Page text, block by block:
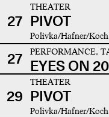
27
THEATER
PIVOT
Polivka/Hafner/Koch
27 PERFORMANCE,
EYES ON
29
THEATER
PIVOT
Polivka/Hafner/Koch